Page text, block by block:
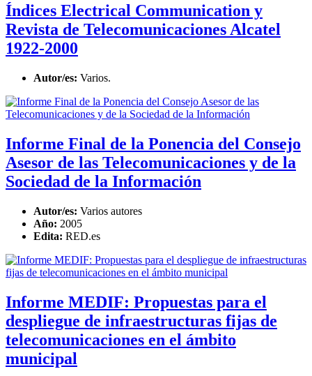
Índices Electrical Communication y
Revista de Telecomunicaciones Alcatel
1922-2000
Autor/es: Varios.
Informe Final de la Ponencia del Consejo
Asesor de las Telecomunicaciones y de la
Sociedad de la Información
Autor/es: Varios autores
Año: 2005
Edita: RED.es
Informe MEDIF: Propuestas para el
despliegue de infraestructuras fijas de
telecomunicaciones en el ámbito
municipal